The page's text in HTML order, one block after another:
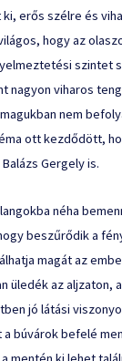
ki, erős szélre és
hogy az
szintet
nagyon viharos
nem
ott kezdődött,
Gergely is.
néha
beszűrődik a
magát az
üledék az aljzaton,
jó látási
a búvárok befelé